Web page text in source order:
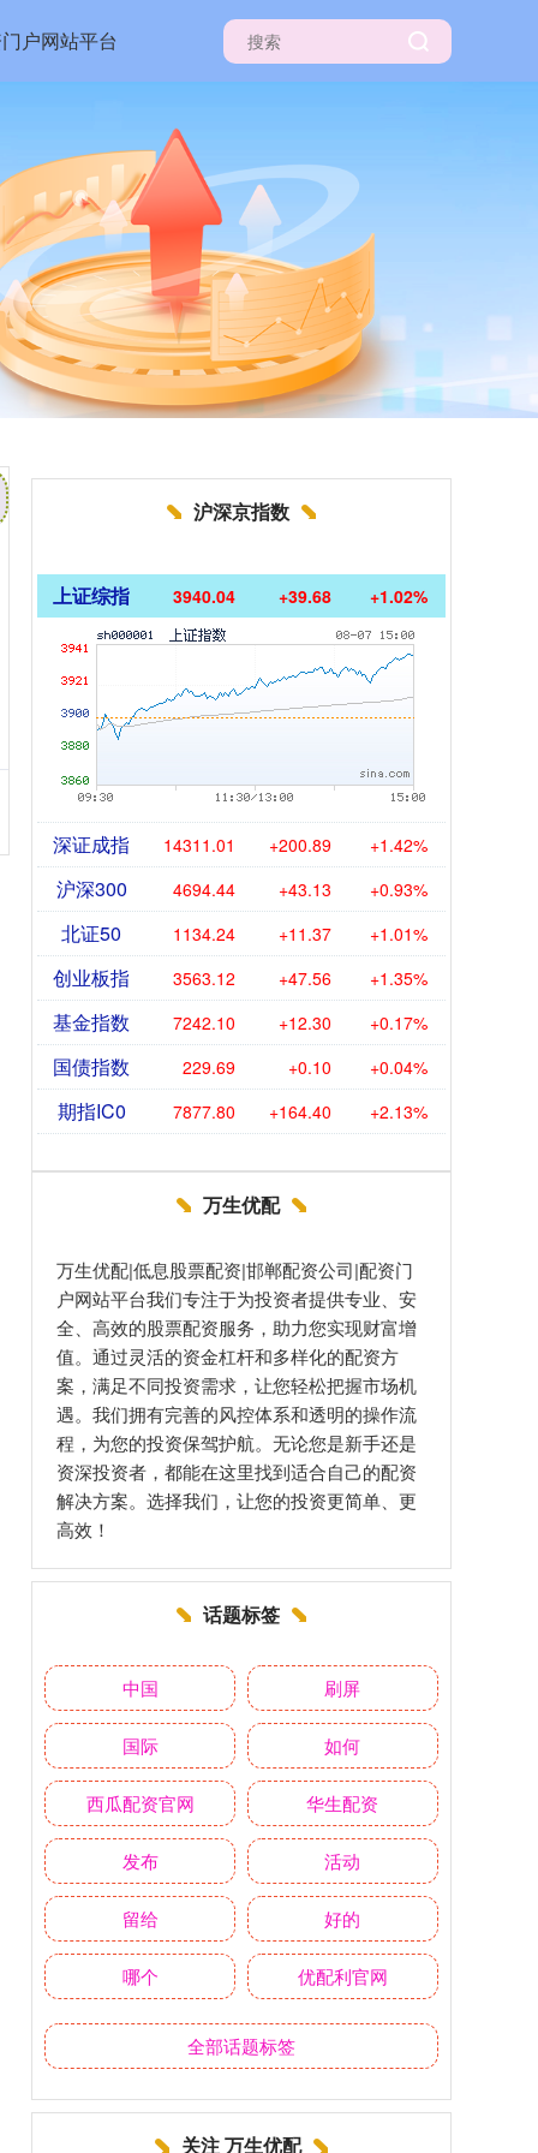
户网站平台
沪深京指数
上证综指 3940.04 +39.68 +1.02%
深证成指 14311.01 +200.89 +1.42%
沪深300 4694.44 +43.13 +0.93%
北证50 1134.24 +11.37 +1.01%
创业板指 3563.12 +47.56 +1.35%
基金指数 7242.10 +12.30 +0.17%
国债指数 229.69 +0.10 +0.04%
期指IC0 7877.80 +164.40 +2.13%
万生优配
万生优配|低息股票配资|邯郸配资公司|配资门
户网站平台我们专注于为投资者提供专业、安
全、高效的股票配资服务，助力您实现财富增
值。通过灵活的资金杠杆和多样化的配资方
案，满足不同投资需求，让您轻松把握市场机
遇。我们拥有完善的风控体系和透明的操作流
程，为您的投资保驾护航。无论您是新手还是
资深投资者，都能在这里找到适合自己的配资
解决方案。选择我们，让您的投资更简单、更
高效！
话题标签
中国 刷屏
国际 如何
西瓜配资官网 华生配资
发布 活动
留给 好的
哪个 优配利官网
全部话题标签
关注 万生优配